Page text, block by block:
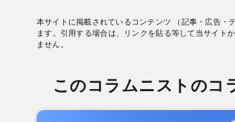
本サイトに掲載されているコンテンツ （記事・広告・
ます。引用する場合は、リンクを貼る等して当サイト
ません。
このコラムニストのコ